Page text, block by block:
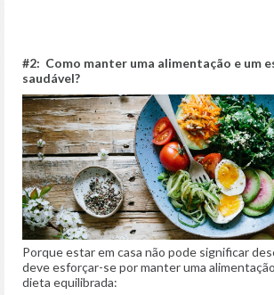
#2: Como manter uma alimentação e um
saudável?
Porque estar em casa não pode significar
deve esforçar-se por manter uma
dieta equilibrada: